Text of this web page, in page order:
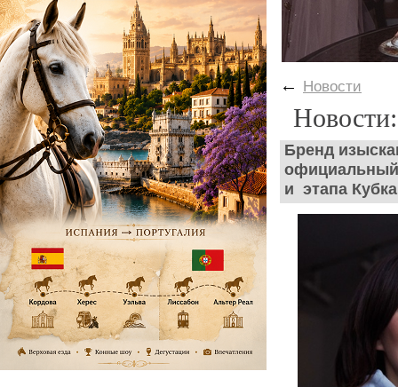
← Новости
Бренд
официальный
и этапа